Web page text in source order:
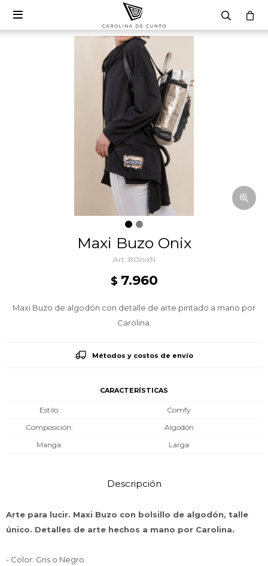

Maxi Buzo Onix
BOnixN
$ 7.960
Maxi Buzo de algodón con detalle de arte pintado a mano por
Carolina.
Métodos y costos de envío
CARACTERÍSTICAS
Estilo
Comfy
Composición
Algodón
Manga
Larga
Descripción
Arte para lucir. Maxi Buzo con bolsillo de algodón, talle
único. Detalles de arte hechos a mano por Carolina.
- Color: Gris o Negro.